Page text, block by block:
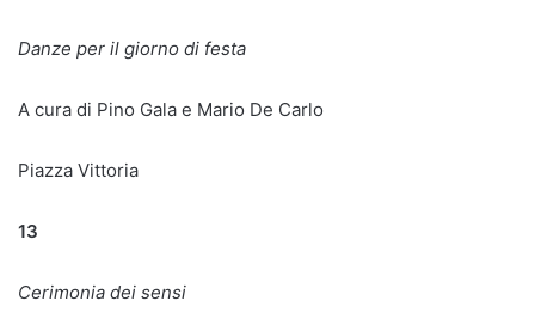
Danze per il giorno di festa
A cura di Pino Gala e Mario De Carlo
Piazza Vittoria
13
Cerimonia dei sensi